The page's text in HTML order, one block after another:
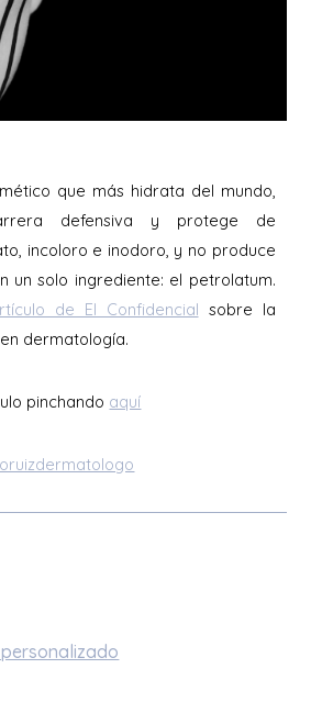
que más hidrata del mundo,
defensiva y protege de
incoloro e inodoro, y no produce
un solo ingrediente: el petrolatum.
de El Confidencial sobre la
dermatología.
pinchando aquí